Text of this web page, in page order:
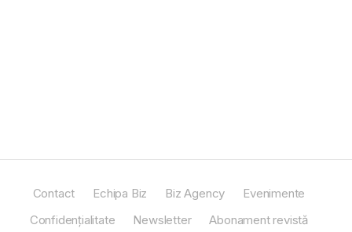
Contact Echipa Biz Biz Agency
Evenimente
Confidențialitate
Newsletter Abonament revistă